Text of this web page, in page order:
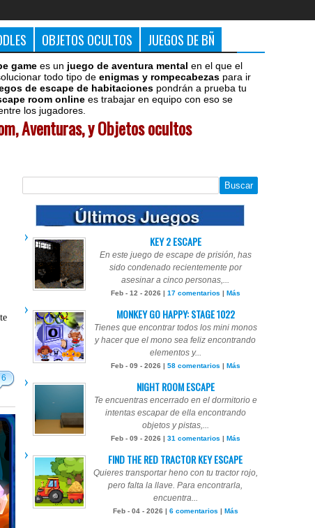
OBJETOS OCULTOS JUEGOS DE BÑ
game es un juego de aventura mental en el que el
todo tipo de enigmas y rompecabezas para ir
de escape de habitaciones pondrán a prueba tu
room online es trabajar en equipo con eso se
los jugadores.
Aventuras, y Objetos ocultos
6
KEY 2 ESCAPE
En este juego de escape de prisión, has
sido condenado recientemente por
asesinar a cinco personas,...
Feb - 12 - 2026 | 17 comentarios | Más
MONKEY GO HAPPY: STAGE 1022
Tienes que encontrar todos los mini monos
y hacer que el mono sea feliz encontrando
elementos y...
Feb - 09 - 2026 | 58 comentarios | Más
NIGHT ROOM ESCAPE
Te encuentras encerrado en el dormitorio e
intentas escapar de ella encontrando
objetos y pistas,...
Feb - 09 - 2026 | 31 comentarios | Más
FIND THE RED TRACTOR KEY ESCAPE
Quieres transportar heno con tu tractor rojo,
pero falta la llave. Para encontrarla,
encuentra...
Feb - 04 - 2026 | 6 comentarios | Más